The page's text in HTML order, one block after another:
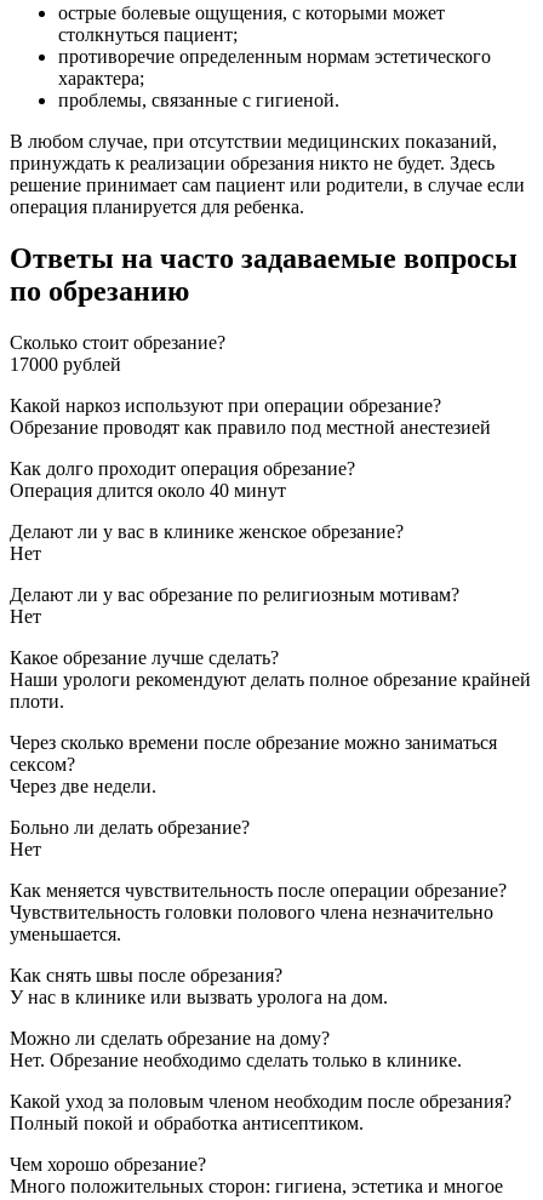
острые болевые ощущения, с которыми может
столкнуться пациент;
противоречие определенным нормам эстетического
характера;
проблемы, связанные с гигиеной.
В любом случае, при отсутствии медицинских показаний,
принуждать к реализации обрезания никто не будет. Здесь
решение принимает сам пациент или родители, в случае если
операция планируется для ребенка.
Ответы на часто задаваемые вопросы
по обрезанию
Сколько стоит обрезание?
17000 рублей
Какой наркоз используют при операции обрезание?
Обрезание проводят как правило под местной анестезией
Как долго проходит операция обрезание?
Операция длится около 40 минут
Делают ли у вас в клинике женское обрезание?
Нет
Делают ли у вас обрезание по религиозным мотивам?
Нет
Какое обрезание лучше сделать?
Наши урологи рекомендуют делать полное обрезание крайней
плоти.
Через сколько времени после обрезание можно заниматься
сексом?
Через две недели.
Больно ли делать обрезание?
Нет
Как меняется чувствительность после операции обрезание?
Чувствительность головки полового члена незначительно
уменьшается.
Как снять швы после обрезания?
У нас в клинике или вызвать уролога на дом.
Можно ли сделать обрезание на дому?
Нет. Обрезание необходимо сделать только в клинике.
Какой уход за половым членом необходим после обрезания?
Полный покой и обработка антисептиком.
Чем хорошо обрезание?
Много положительных сторон: гигиена, эстетика и многое